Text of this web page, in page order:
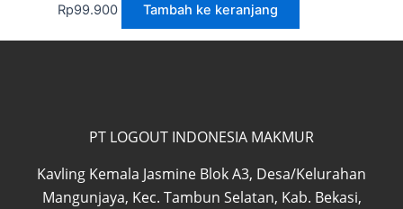
Rp99.900 Tambah ke keranjang
PT LOGOUT INDONESIA MAKMUR
Kavling Kemala Jasmine Blok A3, Desa/Kelurahan
Mangunjaya, Kec. Tambun Selatan, Kab. Bekasi,